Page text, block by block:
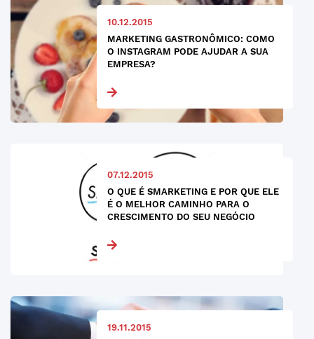
10.12.2015
MARKETING GASTRONÔMICO: COMO
O INSTAGRAM PODE AJUDAR A SUA
EMPRESA?
07.12.2015
O QUE É SMARKETING E POR QUE ELE
É O MELHOR CAMINHO PARA O
CRESCIMENTO DO SEU NEGÓCIO
19.11.2015